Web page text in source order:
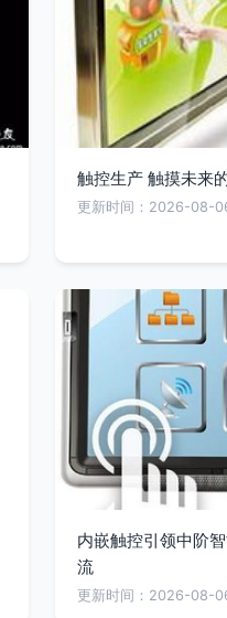
触控生产 触摸未来
更新时间：2026-08-
内嵌触控引领中阶
流
更新时间：2026-08-